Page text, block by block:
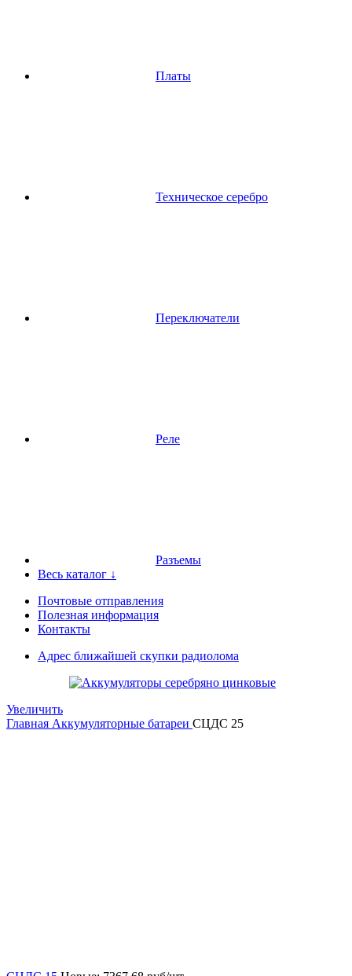
Платы
Техническое серебро
Переключатели
Реле
Разъемы
Весь каталог ↓
Почтовые отправления
Полезная информация
Контакты
Адрес ближайшей скупки радиолома
Увеличить
Главная Аккумуляторные батареи СЦДС 25